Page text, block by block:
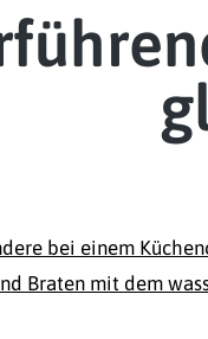
bei einem
Braten mit dem